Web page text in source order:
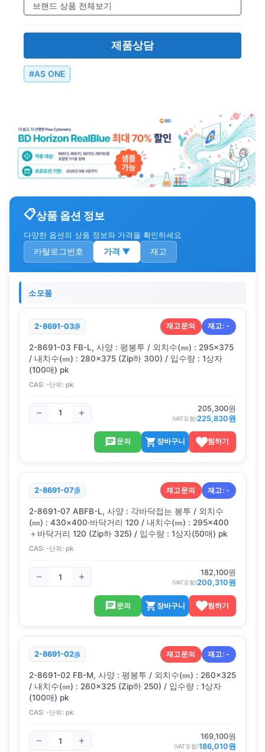
브랜드 상품 전체보기
제품상담
#AS ONE
상품 옵션 정보
다양한 옵션의 상품 정보와 가격을 확인하세요
카탈로그번호 가격 ▼ 재고
소모품
2-8691-03 재고문의 재고:-
2-8691-03 FB-L, 사양 : 평봉투 / 외치수(㎜) : 295×375
/ 내치수(㎜) : 280×375 (Zip하 300) / 입수량 : 1상자
(100매) pk
CAS: -단위: pk
205,300원
(VAT포함)225,830원
문의 장바구니 찜하기
2-8691-07 재고문의 재고:-
2-8691-07 ABFB-L, 사양 : 각바닥접는 봉투 / 외치수
(㎜) : 430×400·바닥거리 120 / 내치수(㎜) : 295×400
＋바닥거리 120 (Zip하 325) / 입수량 : 1상자(50매) pk
CAS: -단위: pk
182,100원
(VAT포함)200,310원
문의 장바구니 찜하기
2-8691-02 재고문의 재고:-
2-8691-02 FB-M, 사양 : 평봉투 / 외치수(㎜) : 260×325
/ 내치수(㎜) : 260×325 (Zip하 250) / 입수량 : 1상자
(100매) pk
CAS: -단위: pk
169,100원
(VAT포함)186,010원